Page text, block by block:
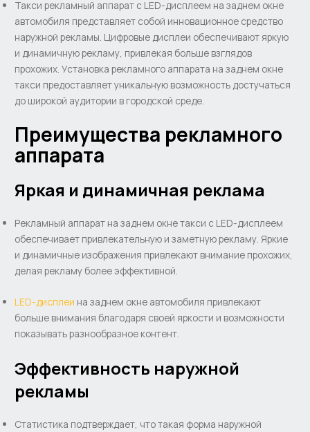
Такси рекламный аппарат с LED-дисплеем на заднем окне
автомобиля представляет собой инновационное средство
наружной рекламы. Цифровые дисплеи обеспечивают яркую
и динамичную рекламу, привлекая больше взглядов
прохожих. Установка рекламного аппарата на заднем окне
такси предоставляет уникальную возможность достучаться
до широкой аудитории в городской среде.
Преимущества рекламного
аппарата
Яркая и динамичная реклама
Рекламный аппарат на заднем окне такси с LED-дисплеем
обеспечивает привлекательную и заметную рекламу. Яркие
и динамичные изображения привлекают внимание прохожих,
делая рекламу более эффективной.
LED-дисплеи на заднем окне автомобиля привлекают
больше внимания благодаря своей яркости и возможности
показывать разнообразное контент.
Эффективность наружной
рекламы
Статистика подтверждает, что такая форма наружной